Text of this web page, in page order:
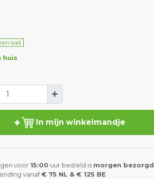
huis
In mijn winkelmandje
voor 15:00 uur besteld is morgen bezorgd
vanaf€ 75 NL & € 125 BE